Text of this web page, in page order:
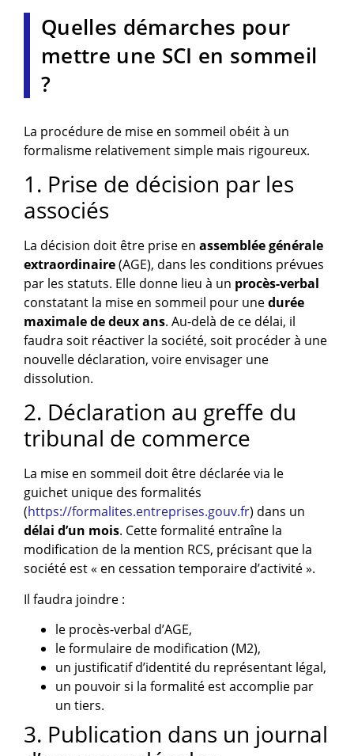
Quelles démarches pour
mettre une SCI en sommeil
?
La procédure de mise en sommeil obéit à un
formalisme relativement simple mais rigoureux.
1. Prise de décision par les
associés
La décision doit être prise en assemblée générale
extraordinaire(AGE), dans les conditions prévues
par les statuts. Elle donne lieu à un procès-verbal
constatant la mise en sommeil pour unedurée
maximale de deux ans. Au-delà de ce délai, il
faudra soit réactiver la société, soit procéder à une
nouvelle déclaration, voire envisager une
dissolution.
2. Déclaration au greffe du
tribunal de commerce
La mise en sommeil doit être déclarée via le
guichet unique des formalités
(https://formalites.entreprises.gouv.fr) dans un
délai d’un mois. Cette formalité entraîne la
modification de la mention RCS, précisant que la
société est « en cessation temporaire d’activité ».
Il faudra joindre :
le procès-verbal d’AGE,
le formulaire de modification (M2),
un justificatif d’identité du représentant légal,
un pouvoir si la formalité est accomplie par
un tiers.
3. Publication dans un journal